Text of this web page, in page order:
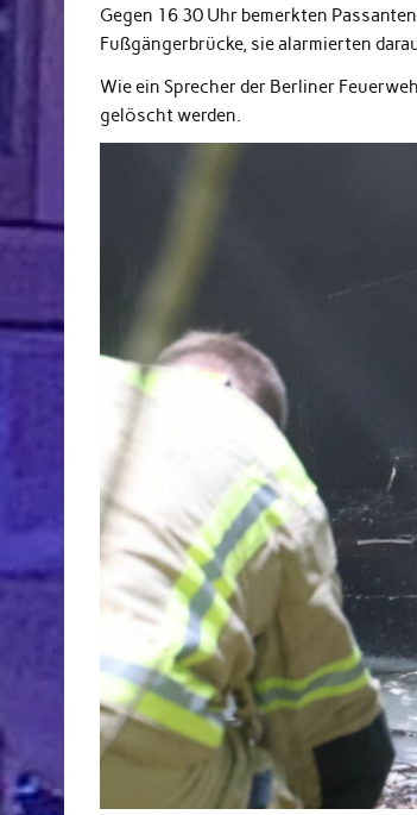
Gegen 16 30 Uhr bemerkten
Fußgängerbrücke, sie alarmierten
Wie ein Sprecher der Berliner
gelöscht werden.